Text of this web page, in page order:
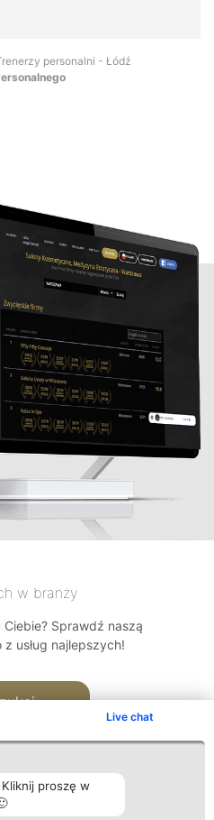
Live chat
proszę w
personalni - Łódź
w branży
Sprawdź naszą
usług najlepszych!